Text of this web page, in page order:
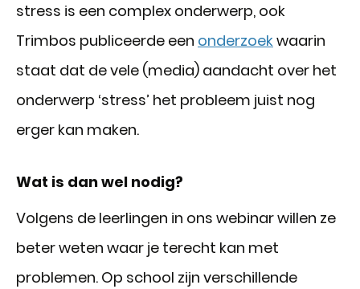
stress is een complex onderwerp, ook
Trimbos publiceerde een onderzoekwaarin
staat dat de vele (media) aandacht over het
onderwerp ‘stress’ het probleem juist nog
erger kan maken.
Wat is dan wel nodig?
Volgens de leerlingen in ons webinar willen ze
beter weten waar je terecht kan met
problemen. Op school zijn verschillende